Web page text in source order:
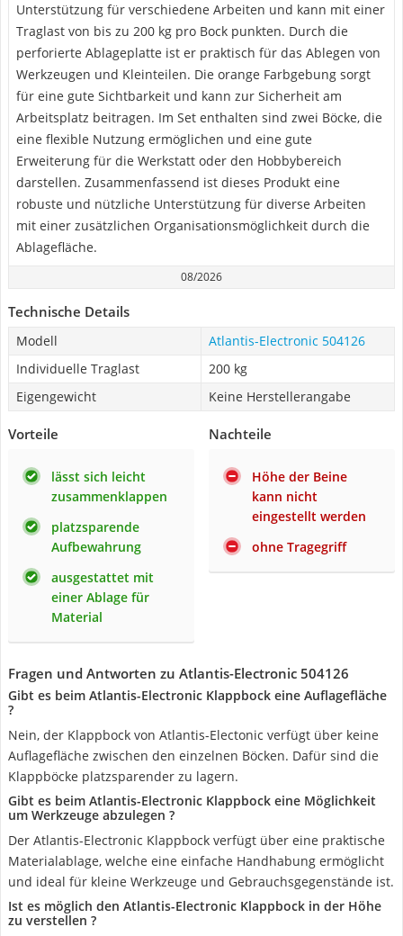
Unterstützung für verschiedene Arbeiten und kann mit einer
Traglast von bis zu 200 kg pro Bock punkten. Durch die
perforierte Ablageplatte ist er praktisch für das Ablegen von
Werkzeugen und Kleinteilen. Die orange Farbgebung sorgt
für eine gute Sichtbarkeit und kann zur Sicherheit am
Arbeitsplatz beitragen. Im Set enthalten sind zwei Böcke, die
eine flexible Nutzung ermöglichen und eine gute
Erweiterung für die Werkstatt oder den Hobbybereich
darstellen. Zusammenfassend ist dieses Produkt eine
robuste und nützliche Unterstützung für diverse Arbeiten
mit einer zusätzlichen Organisationsmöglichkeit durch die
Ablagefläche.
08/2026
Technische Details
Modell
Atlantis-Electronic 504126
Individuelle Traglast
200 kg
Eigengewicht
Keine Herstellerangabe
Vorteile
lässt sich leicht
zusammenklappen
platzsparende
Aufbewahrung
ausgestattet mit
einer Ablage für
Material
Nachteile
Höhe der Beine
kann nicht
eingestellt werden
ohne Tragegriff
Fragen und Antworten zu Atlantis-Electronic 504126
Gibt es beim Atlantis-Electronic Klappbock eine Auflagefläche
?
Nein, der Klappbock von Atlantis-Electonic verfügt über keine
Auflagefläche zwischen den einzelnen Böcken. Dafür sind die
Klappböcke platzsparender zu lagern.
Gibt es beim Atlantis-Electronic Klappbock eine Möglichkeit
um Werkzeuge abzulegen ?
Der Atlantis-Electronic Klappbock verfügt über eine praktische
Materialablage, welche eine einfache Handhabung ermöglicht
und ideal für kleine Werkzeuge und Gebrauchsgegenstände ist.
Ist es möglich den Atlantis-Electronic Klappbock in der Höhe
zu verstellen ?